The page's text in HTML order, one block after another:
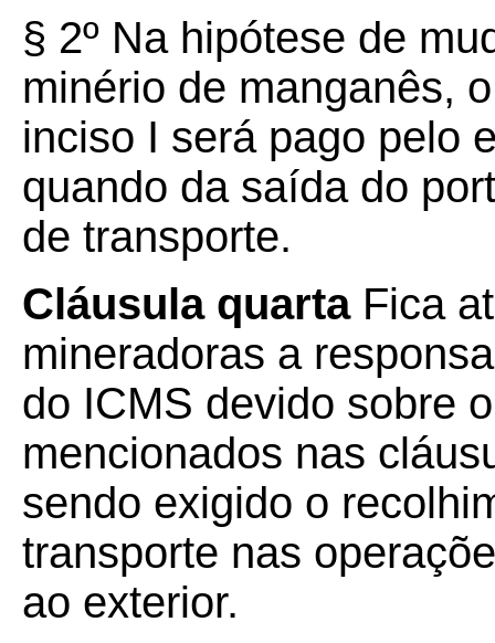
§ 2º Na hipótese de
minério de manganês,
inciso I será pago pelo
quando da saída do
de transporte.
Cláusula quarta Fica
mineradoras a
do ICMS devido sobre
mencionados nas
sendo exigido o
transporte nas
ao exterior.